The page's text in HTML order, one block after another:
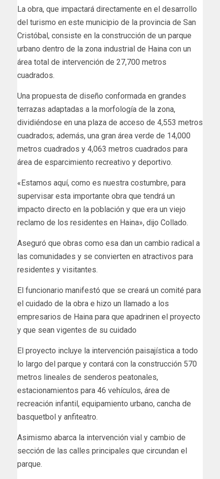
La obra, que impactará directamente en el desarrollo
del turismo en este municipio de la provincia de San
Cristóbal, consiste en la construcción de un parque
urbano dentro de la zona industrial de Haina con un
área total de intervención de 27,700 metros
cuadrados.
Una propuesta de diseño conformada en grandes
terrazas adaptadas a la morfología de la zona,
dividiéndose en una plaza de acceso de 4,553 metros
cuadrados; además, una gran área verde de 14,000
metros cuadrados y 4,063 metros cuadrados para
área de esparcimiento recreativo y deportivo.
«Estamos aquí, como es nuestra costumbre, para
supervisar esta importante obra que tendrá un
impacto directo en la población y que era un viejo
reclamo de los residentes en Haina», dijo Collado.
Aseguró que obras como esa dan un cambio radical a
las comunidades y se convierten en atractivos para
residentes y visitantes.
El funcionario manifestó que se creará un comité para
el cuidado de la obra e hizo un llamado a los
empresarios de Haina para que apadrinen el proyecto
y que sean vigentes de su cuidado
El proyecto incluye la intervención paisajística a todo
lo largo del parque y contará con la construcción 570
metros lineales de senderos peatonales,
estacionamientos para 46 vehículos, área de
recreación infantil, equipamiento urbano, cancha de
basquetbol y anfiteatro.
Asimismo abarca la intervención vial y cambio de
sección de las calles principales que circundan el
parque.